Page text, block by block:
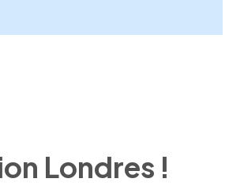
Londres !